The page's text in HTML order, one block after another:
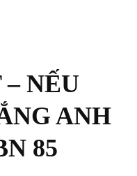
NẾU
ANH
85